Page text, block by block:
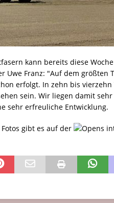
kann bereits diese
Uwe Franz: "Auf dem größten
erfolgt. In zehn bis
sein. Wir liegen damit
sehr erfreuliche Entwicklung.
gibt es auf der